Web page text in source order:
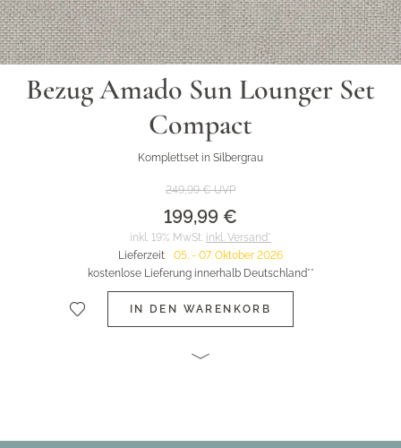
Bezug Amado Sun Lounger Set
Compact
Komplettset in Silbergrau
249,99 €UVP
199,99 €
inkl. 19% MwSt. inkl. Versand*
Lieferzeit: 05. - 07. Oktober 2026
kostenlose Lieferung innerhalb Deutschland**
IN DEN WARENKORB